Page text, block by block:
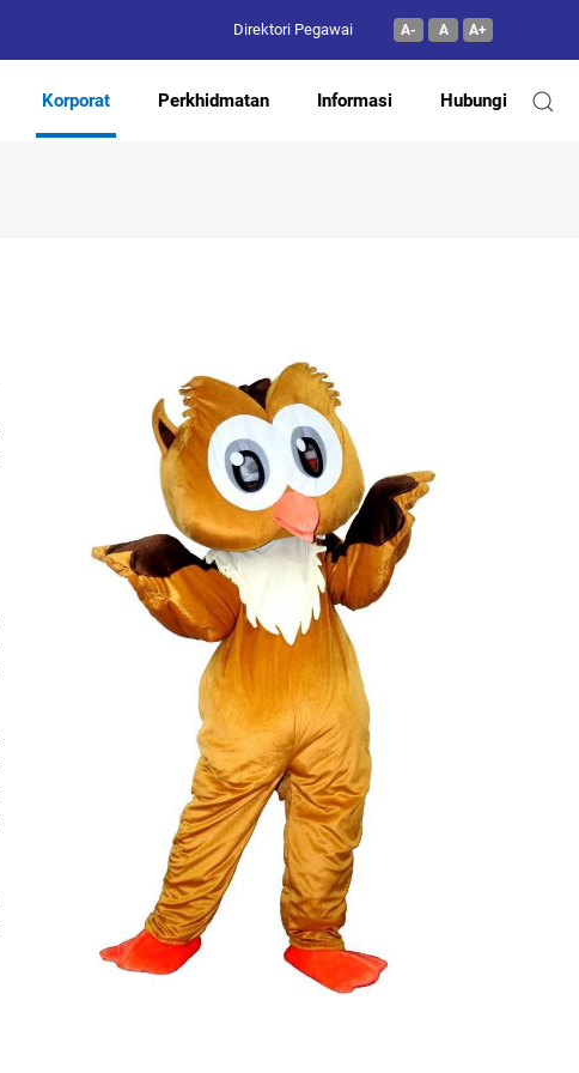
Direktori Pegawai A- A A+
Korporat Perkhidmatan Informasi Hubungi